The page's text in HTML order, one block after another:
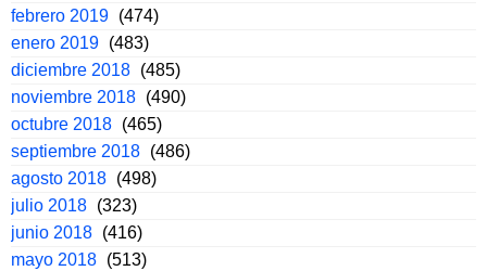
febrero 2019 (474)
enero 2019 (483)
diciembre 2018 (485)
noviembre 2018 (490)
octubre 2018 (465)
septiembre 2018 (486)
agosto 2018 (498)
julio 2018 (323)
junio 2018 (416)
mayo 2018 (513)